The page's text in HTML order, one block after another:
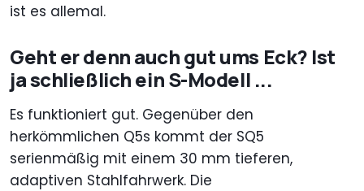
ist es allemal.
Geht er denn auch gut ums Eck? Ist
ja schließlich ein S-Modell ...
Es funktioniert gut. Gegenüber den
herkömmlichen Q5s kommt der SQ5
serienmäßig mit einem 30 mm tieferen,
adaptiven Stahlfahrwerk. Die